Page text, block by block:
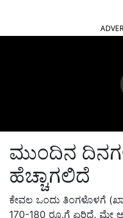
ಮುಂದಿನ
ಹೆಚ್ಚಾಗಲಿದೆ
ಕೇವಲ ಒಂದು ತಿಂಗಳೊಳಗೆ
170-180 ರೂ.ಗೆ ಏರಿದೆ. ಮೇ
ಹೆಚ್ಚಾಗಬಹುದು. ಬೆಲೆಗಳಲ್ಲಿ